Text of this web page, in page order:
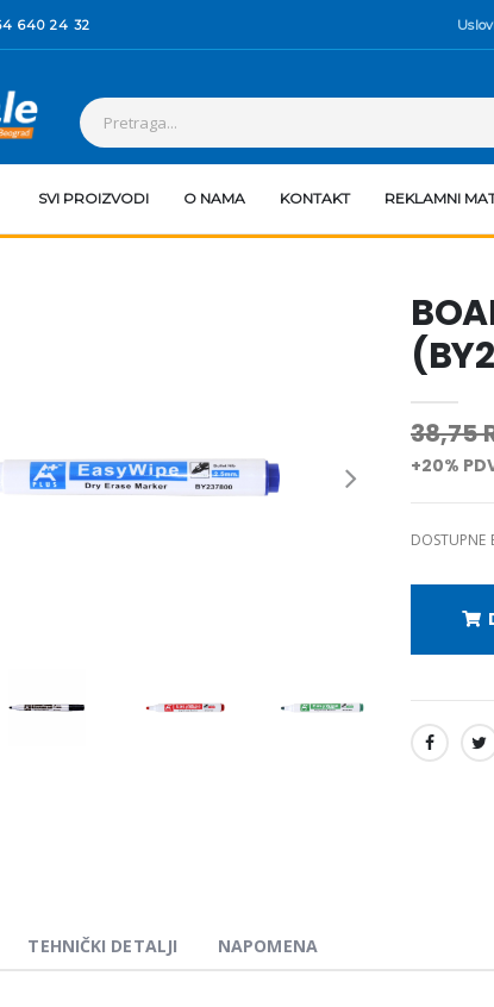
640 24 32
SVI PROIZVODI O NAMA KONTAKT REKLAMNI
38,75
+20%
DOSTUPNE
SHARE:
TEHNIČKI DETALJI NAPOMENA